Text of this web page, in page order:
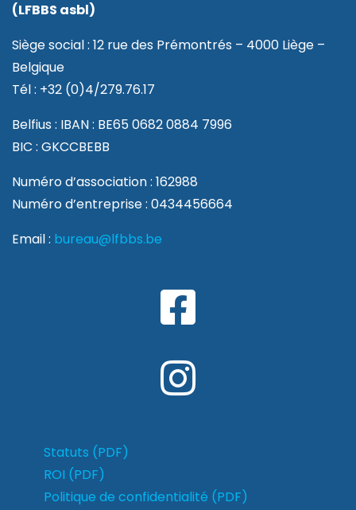
(LFBBS asbl)
Siège social : 12 rue des Prémontrés – 4000 Liège –
Belgique
Tél : +32 (0)4/279.76.17
Belfius : IBAN : BE65 0682 0884 7996
BIC : GKCCBEBB
Numéro d’association : 162988
Numéro d’entreprise : 0434456664
Email : bureau@lfbbs.be
Statuts (PDF)
ROI (PDF)
Politique de confidentialité (PDF)